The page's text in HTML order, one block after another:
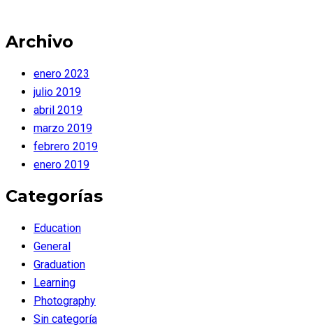
Archivo
enero 2023
julio 2019
abril 2019
marzo 2019
febrero 2019
enero 2019
Categorías
Education
General
Graduation
Learning
Photography
Sin categoría